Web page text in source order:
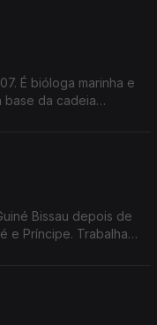
É bióloga marinha e
base da cadeia
Bissau depois de
e Príncipe. Trabalha